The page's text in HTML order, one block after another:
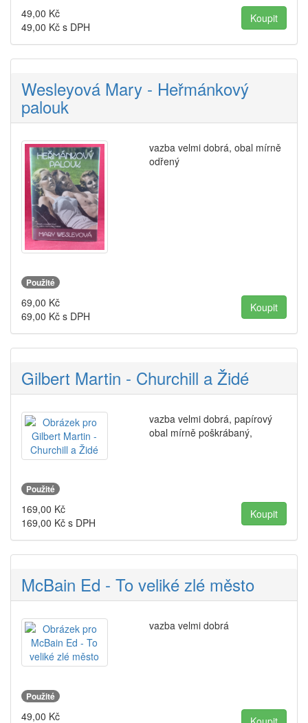
49,00 Kč
49,00 Kč s DPH
Wesleyová Mary - Heřmánkový
palouk
vazba velmi dobrá, obal mírně
odřený
Použité
69,00 Kč
69,00 Kč s DPH
Gilbert Martin - Churchill a Židé
vazba velmi dobrá, papírový
obal mírně poškrábaný,
Použité
169,00 Kč
169,00 Kč s DPH
McBain Ed - To veliké zlé město
vazba velmi dobrá
Použité
49,00 Kč